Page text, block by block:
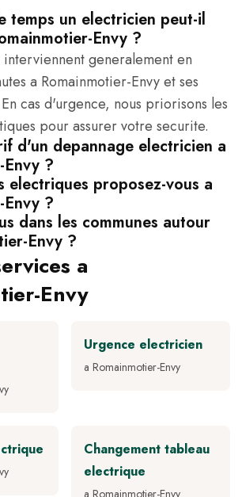
temps un electricien peut-il
Envy ?
generalement en
a Romainmotier-Envy et ses
cas d'urgence, nous priorisons les
pour assurer votre securite.
d'un depannage electricien a
?
electriques proposez-vous a
?
dans les communes autour
Envy ?
a
Envy
Urgence electricien
a Romainmotier-Envy
Changement tableau
electrique